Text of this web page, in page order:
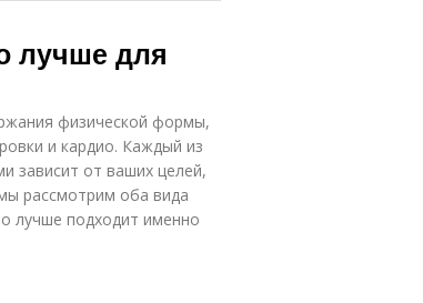
лучше для
физической формы,
и кардио. Каждый из
зависит от ваших целей,
рассмотрим оба вида
лучше подходит именно